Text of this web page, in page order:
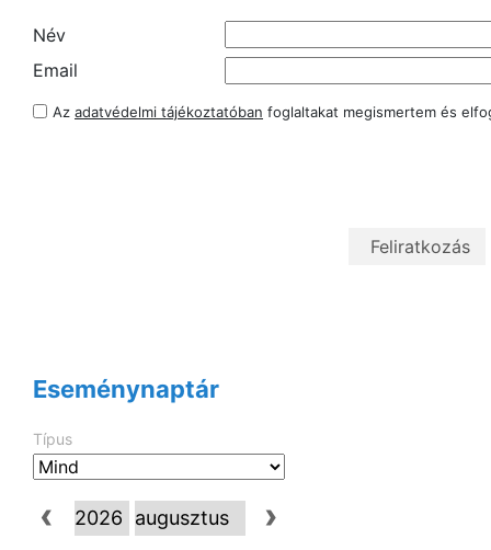
Név
Email
Az adatvédelmi tájékoztatóban foglaltakat megismertem és
Eseménynaptár
Típus